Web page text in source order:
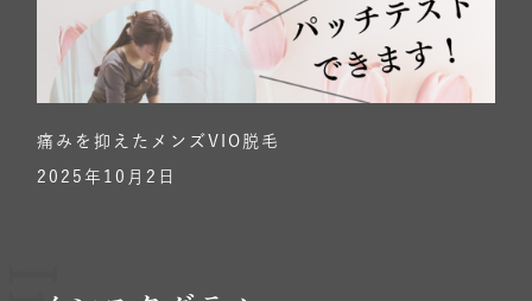
痛みを抑えたメンズVIO脱毛
2025年10月2日